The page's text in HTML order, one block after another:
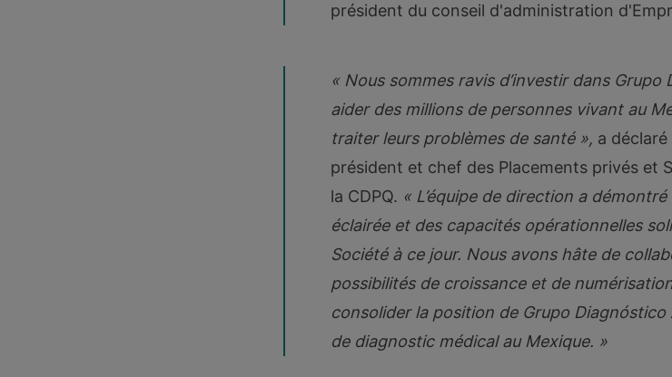
président du conseil d'administration
« Nous sommes ravis d’investir dans Grupo
aider des millions de personnes vivant au
traiter leurs problèmes de santé », a
président et chef des Placements privés et
la CDPQ. « L’équipe de direction a
éclairée et des capacités opérationnelles
Société à ce jour. Nous avons hâte de
possibilités de croissance et de
consolider la position de Grupo
de diagnostic médical au Mexique. »